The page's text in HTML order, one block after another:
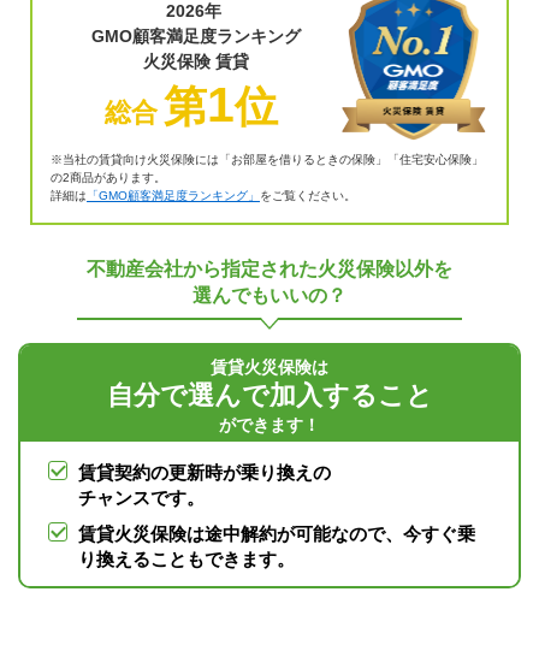
2026年
GMO顧客満足度ランキング
火災保険 賃貸
総合 第1位
※当社の賃貸向け火災保険には「お部屋を借りるときの保険」「住宅安心保険」
の2商品があります。
詳細は 「GMO顧客満足度ランキング」 をご覧ください。
不動産会社から指定された火災保険以外を
選んでもいいの？
賃貸火災保険は
自分で選んで加入すること
ができます！
賃貸契約の更新時が乗り換えの
チャンスです。
賃貸火災保険は途中解約が可能なので、今すぐ乗
り換えることもできます。